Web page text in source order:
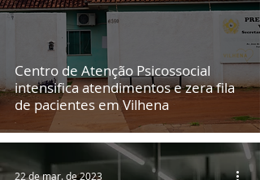
Centro de Atenção Psicossocial
intensifica atendimentos e zera fila
de pacientes em Vilhena
22 de mar. de 2023